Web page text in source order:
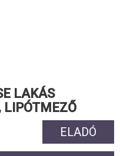
LAKÁS
LIPÓTMEZŐ
ELADÓ